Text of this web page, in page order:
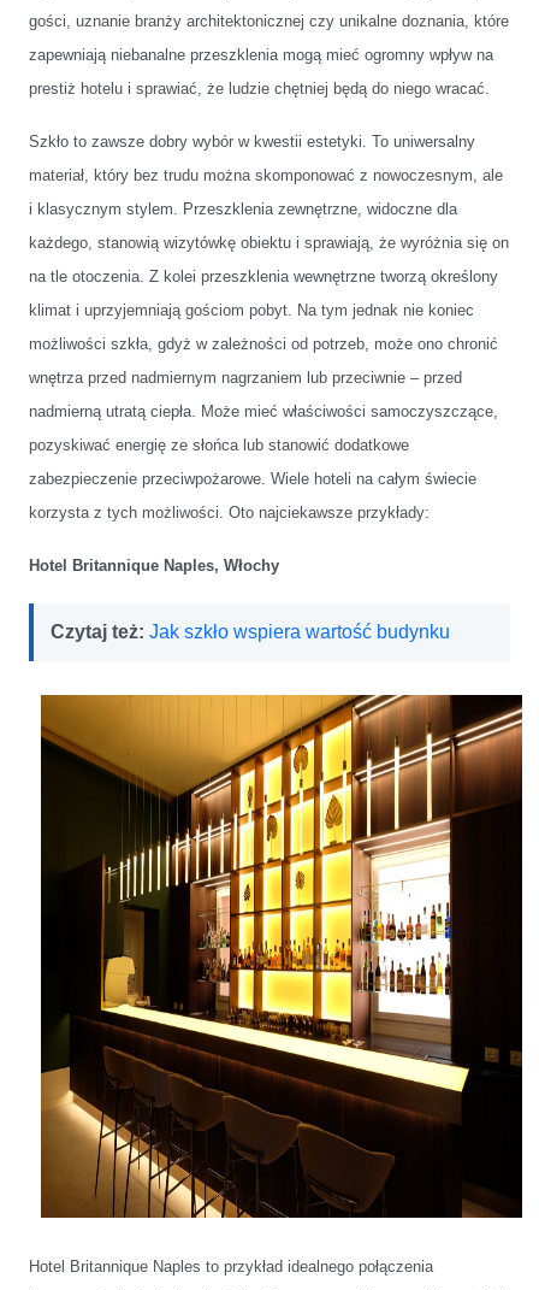
gości, uznanie branży architektonicznej czy unikalne doznania, które
zapewniają niebanalne przeszklenia mogą mieć ogromny wpływ na
prestiż hotelu i sprawiać, że ludzie chętniej będą do niego wracać.
Szkło to zawsze dobry wybór w kwestii estetyki. To uniwersalny
materiał, który bez trudu można skomponować z nowoczesnym, ale
i klasycznym stylem. Przeszklenia zewnętrzne, widoczne dla
każdego, stanowią wizytówkę obiektu i sprawiają, że wyróżnia się on
na tle otoczenia. Z kolei przeszklenia wewnętrzne tworzą określony
klimat i uprzyjemniają gościom pobyt. Na tym jednak nie koniec
możliwości szkła, gdyż w zależności od potrzeb, może ono chronić
wnętrza przed nadmiernym nagrzaniem lub przeciwnie – przed
nadmierną utratą ciepła. Może mieć właściwości samoczyszczące,
pozyskiwać energię ze słońca lub stanowić dodatkowe
zabezpieczenie przeciwpożarowe. Wiele hoteli na całym świecie
korzysta z tych możliwości. Oto najciekawsze przykłady:
Hotel Britannique Naples, Włochy
Czytaj też: Jak szkło wspiera wartość budynku
Hotel Britannique Naples to przykład idealnego połączenia